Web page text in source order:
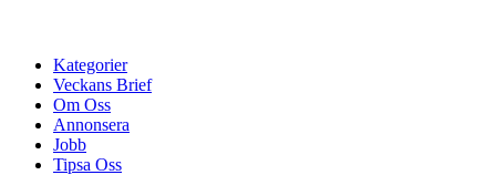
Kategorier
Veckans Brief
Om Oss
Annonsera
Jobb
Tipsa Oss